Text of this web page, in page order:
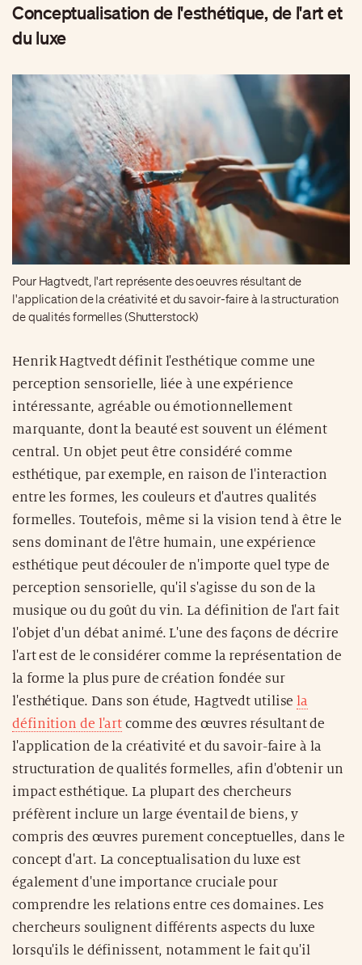
Conceptualisation de l'esthétique, de l'art et
du luxe
Pour Hagtvedt, l'art représente des oeuvres résultant de
l'application de la créativité et du savoir-faire à la structuration
de qualités formelles (Shutterstock)
Henrik Hagtvedt définit l'esthétique comme une
perception sensorielle, liée à une expérience
intéressante, agréable ou émotionnellement
marquante, dont la beauté est souvent un élément
central. Un objet peut être considéré comme
esthétique, par exemple, en raison de l'interaction
entre les formes, les couleurs et d'autres qualités
formelles. Toutefois, même si la vision tend à être le
sens dominant de l'être humain, une expérience
esthétique peut découler de n'importe quel type de
perception sensorielle, qu'il s'agisse du son de la
musique ou du goût du vin. La définition de l'art fait
l'objet d'un débat animé. L'une des façons de décrire
l'art est de le considérer comme la représentation de
la forme la plus pure de création fondée sur
l'esthétique. Dans son étude, Hagtvedt utilisela
définition de l'art comme des œuvres résultant de
l'application de la créativité et du savoir-faire à la
structuration de qualités formelles, afin d'obtenir un
impact esthétique. La plupart des chercheurs
préfèrent inclure un large éventail de biens, y
compris des œuvres purement conceptuelles, dans le
concept d'art. La conceptualisation du luxe est
également d'une importance cruciale pour
comprendre les relations entre ces domaines. Les
chercheurs soulignent différents aspects du luxe
lorsqu'ils le définissent, notamment le fait qu'il